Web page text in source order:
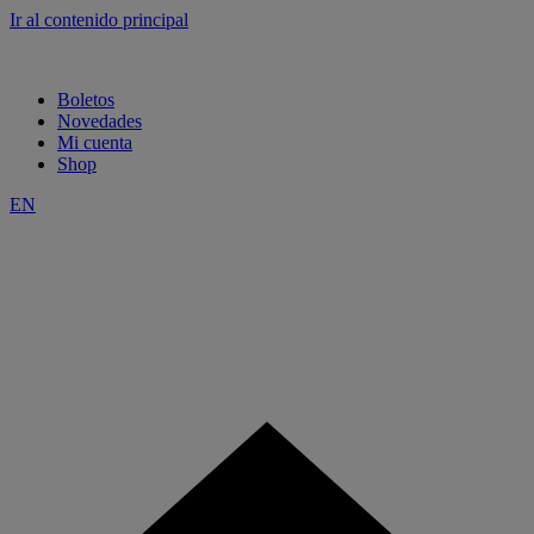
Ir al contenido principal
Boletos
Novedades
Mi cuenta
Shop
EN